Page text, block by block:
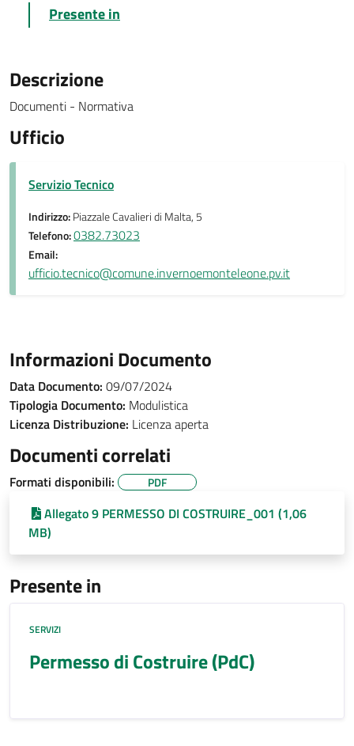
Presente in
Descrizione
Documenti - Normativa
Ufficio
Servizio Tecnico
Indirizzo:Piazzale Cavalieri di Malta, 5
Telefono:0382.73023
Email:
ufficio.tecnico@comune.invernoemonteleone.pv.it
Informazioni Documento
Data Documento: 09/07/2024
Tipologia Documento: Modulistica
Licenza Distribuzione: Licenza aperta
Documenti correlati
Formati disponibili: PDF
Allegato 9 PERMESSO DI COSTRUIRE_001 (1,06
MB)
Presente in
SERVIZI
Permesso di Costruire (PdC)